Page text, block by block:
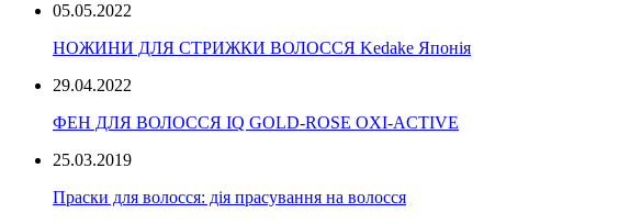
05.05.2022
НОЖИНИ ДЛЯ СТРИЖКИ ВОЛОССЯ Kedake Японія
29.04.2022
ФЕН ДЛЯ ВОЛОССЯ IQ GOLD-ROSE OXI-ACTIVE
25.03.2019
Праски для волосся: дія прасування на волосся